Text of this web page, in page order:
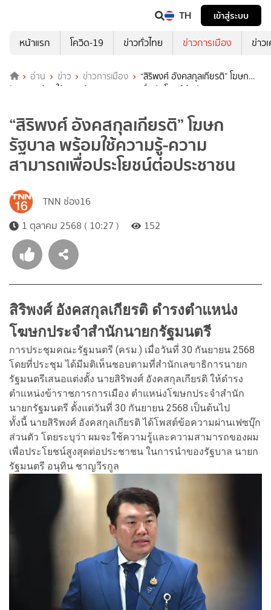
TH
เข้าสู่ระบบ
หน้าแรก
โควิด-19 ข่าวทั่วไทย ข่าวการเมือง ข่าว
อ่าน ข่าว ข่าวการเมือง
“สิริพงศ์ อังคสกุลเกียรติ” โฆษก
รัฐบาล พร้อมใช้ความรู้-ความสามารถเพื่อประโยชน์ต่อประชาชน
“สิริพงศ์ อังคสกุลเกียรติ” โฆษก
รัฐบาล พร้อมใช้ความรู้-ความ
สามารถเพื่อประโยชน์ต่อประชาชน
TNN ช่อง16
1 ตุลาคม 2568 ( 10:27 )
152
สิริพงศ์ อังคสกุลเกียรติ ดำรงตำแหน่ง
โฆษกประจำสำนักนายกรัฐมนตรี
การประชุมคณะรัฐมนตรี (ครม.) เมื่อวันที่ 30 กันยายน 2568
โดยที่ประชุม ได้มีมติเห็นชอบตามที่สำนักเลขาธิการนายก
รัฐมนตรีเสนอแต่งตั้ง นายสิริพงศ์ อังคสกุลเกียรติ ให้ดำรง
ตำแหน่งข้าราชการการเมือง ตำแหน่งโฆษกประจำสำนัก
นายกรัฐมนตรี ตั้งแต่วันที่ 30 กันยายน 2568 เป็นต้นไป
ทั้งนี้ นายสิริพงศ์ อังคสกุลเกียรติ ได้โพสต์ข้อความผ่านเฟซบุ๊ก
ส่วนตัว โดยระบุว่า ผมจะใช้ความรู้และความสามารถของผม
เพื่อประโยชน์สูงสุดต่อประชาชน ในการนำของรัฐบาล นายก
รัฐมนตรี อนุทิน ชาญวีรกูล